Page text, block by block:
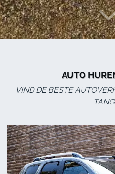
AUTO
VIND DE BESTE